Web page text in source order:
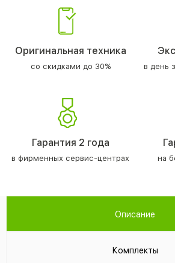
Оригинальная техника
со скидками до 30% в день
Гарантия 2 года
в фирменных сервис-центрах на
Описание
Комплекты